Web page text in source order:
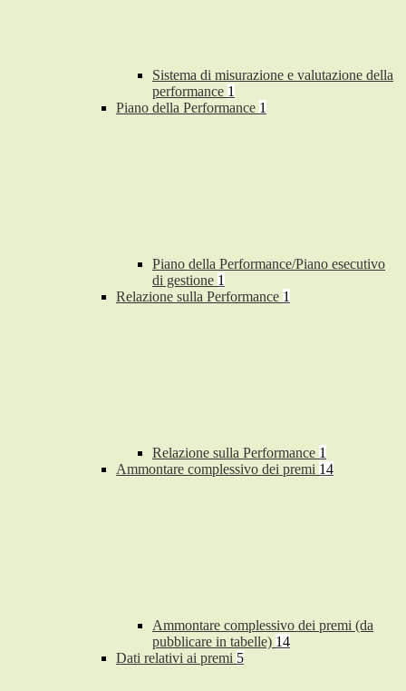
Sistema di misurazione e valutazione della
performance 1
Piano della Performance 1
Piano della Performance/Piano esecutivo
di gestione 1
Relazione sulla Performance 1
Relazione sulla Performance 1
Ammontare complessivo dei premi 14
Ammontare complessivo dei premi (da
pubblicare in tabelle) 14
Dati relativi ai premi 5